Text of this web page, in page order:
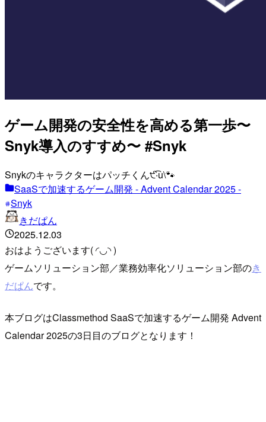
ゲーム開発の安全性を高める第一歩〜
Snyk導入のすすめ〜 #Snyk
Snykのキャラクターはパッチくん੯‧̀͡u\🐾
SaaSで加速するゲーム開発 - Advent Calendar 2025 -
Snyk
きだぱん
2025.12.03
おはようございます( ◜◡◝ )
ゲームソリューション部／業務効率化ソリューション部のき
だぱんです。
本ブログはClassmethod SaaSで加速するゲーム開発 Advent
Calendar 2025の3日目のブログとなります！